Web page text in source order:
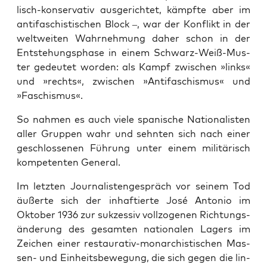
lisch-kon­ser­va­tiv aus­ge­rich­tet, kämpf­te aber im
anti­fa­schis­ti­schen Block –, war der Kon­flikt in der
welt­wei­ten Wahr­neh­mung daher schon in der
Ent­ste­hungs­pha­se in einem Schwarz-Weiß-Mus­
ter gedeu­tet wor­den: als Kampf zwi­schen »links«
und »rechts«, zwi­schen »Anti­fa­schis­mus« und
»Faschis­mus«.
So nah­men es auch vie­le spa­ni­sche Natio­na­lis­ten
aller Grup­pen wahr und sehn­ten sich nach einer
geschlos­se­nen Füh­rung unter einem mili­tä­risch
kom­pe­ten­ten General.
Im letz­ten Jour­na­lis­ten­ge­spräch vor sei­nem Tod
äußer­te sich der inhaf­tier­te José Anto­nio im
Okto­ber 1936 zur suk­zes­siv voll­zo­ge­nen Rich­tungs­
än­de­rung des gesam­ten natio­na­len Lagers im
Zei­chen einer restau­ra­tiv-mon­ar­chis­ti­schen Mas­
sen- und Ein­heits­be­we­gung, die sich gegen die lin­